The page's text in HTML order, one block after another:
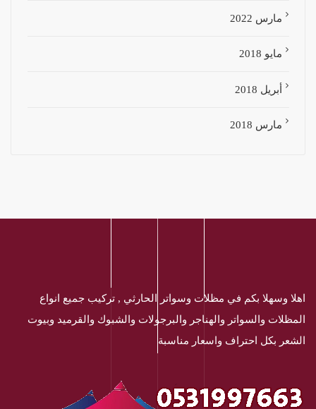
مارس 2022
مايو 2018
أبريل 2018
مارس 2018
اهلا وسهلا بكم في مظلات وسواتر الحارثي , تركيب جميع انواع
المظلات والسواتر والهناجر والبرجولات والشبوك والقرميد وبيوت
الشعر بكل احتراف واسعار مناسبة